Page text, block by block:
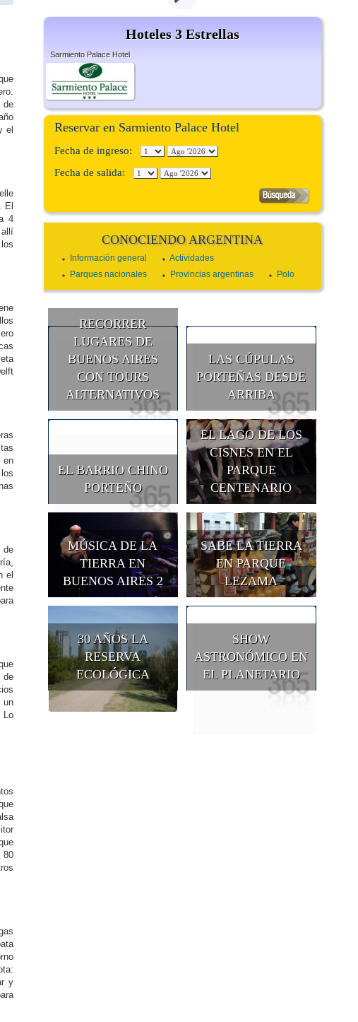
de
el
El
4
allí
en
de
el
de
un
Lo
80
y
Hoteles 3 Estrellas
Sarmiento Palace Hotel
Reservar en Sarmiento Palace Hotel
Fecha de ingreso:
Fecha de salida:
CONOCIENDO ARGENTINA
Información general
Actividades
Parques nacionales
Provincias argentinas Polo
RECORRER
LUGARES DE
BUENOS AIRES
CON TOURS
ALTERNATIVOS
LAS CÚPULAS
PORTEÑAS DESDE
ARRIBA
EL BARRIO CHINO
PORTEÑO
EL LAGO DE LOS
CISNES EN EL
PARQUE
CENTENARIO
MÚSICA DE LA
TIERRA EN
BUENOS AIRES 2
SABE LA TIERRA
EN PARQUE
LEZAMA
30 AÑOS LA
RESERVA
ECOLÓGICA
SHOW
ASTRONÓMICO EN
EL PLANETARIO